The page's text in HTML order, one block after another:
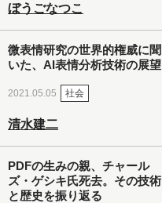
ぼうごなつこ
微表情研究の世界的権威に聞
いた、AI表情分析技術の展望
2021.05.05 社会
清水建二
PDFの生みの親、チャール
ズ・ゲシキ氏死去。その技術
と歴史を振り返る